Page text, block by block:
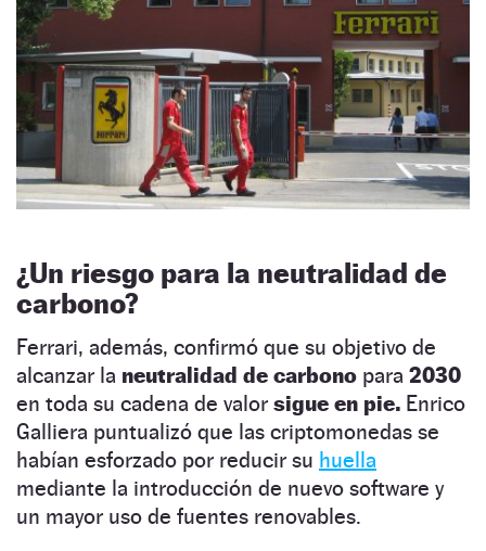
¿Un riesgo para la neutralidad de
carbono?
Ferrari, además, confirmó que su objetivo de
alcanzar la neutralidad de carbono para 2030
en toda su cadena de valor sigue en pie. Enrico
Galliera puntualizó que las criptomonedas se
habían esforzado por reducir su huella
mediante la introducción de nuevo software y
un mayor uso de fuentes renovables.